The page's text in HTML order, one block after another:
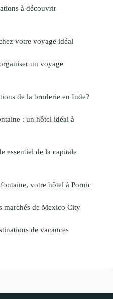
à découvrir
votre voyage idéal
un voyage
de la broderie en Inde?
: un hôtel idéal à
essentiel de la capitale
votre hôtel à Pornic
marchés de Mexico City
de vacances